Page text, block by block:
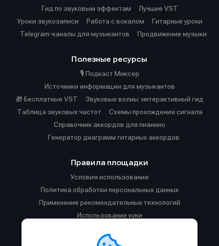
Гид по звуковым эффектам
Лучшие VST
Уроки звукозаписи
Работа с вокалом
Гитарные уроки
Telegram-каналы для музыкантов
Продвижение музыки
Полезные ресурсы
🎙️ Подкаст Миксер
Источники информации для музыкантов
🎁 Бесплатные VST
Звуковые волны: интерактивный гид
Таблица звуковых частот
Cхемы прохождения сигнала
Справочник аккордов для пианино
Генератор диаграмм гитарных аккордов
Правила площадки
Условия использования
Политика обработки персональных данных
Применение рекомендательных технологий
Использование куки
Правила общения в Телеграм-чате